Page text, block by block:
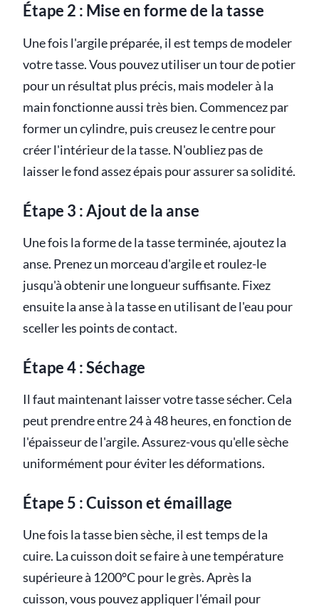
Étape 2 : Mise en forme de la tasse
Une fois l'argile préparée, il est temps de modeler
votre tasse. Vous pouvez utiliser un tour de potier
pour un résultat plus précis, mais modeler à la
main fonctionne aussi très bien. Commencez par
former un cylindre, puis creusez le centre pour
créer l'intérieur de la tasse. N'oubliez pas de
laisser le fond assez épais pour assurer sa solidité.
Étape 3 : Ajout de la anse
Une fois la forme de la tasse terminée, ajoutez la
anse. Prenez un morceau d'argile et roulez-le
jusqu'à obtenir une longueur suffisante. Fixez
ensuite la anse à la tasse en utilisant de l'eau pour
sceller les points de contact.
Étape 4 : Séchage
Il faut maintenant laisser votre tasse sécher. Cela
peut prendre entre 24 à 48 heures, en fonction de
l'épaisseur de l'argile. Assurez-vous qu'elle sèche
uniformément pour éviter les déformations.
Étape 5 : Cuisson et émaillage
Une fois la tasse bien sèche, il est temps de la
cuire. La cuisson doit se faire à une température
supérieure à 1200°C pour le grès. Après la
cuisson, vous pouvez appliquer l'émail pour